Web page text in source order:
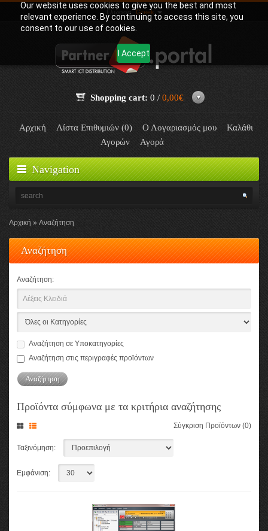
Our website uses cookies to give you the best and most
relevant experience. By continuing to access this site, you
consent to our use of cookies.
I Accept
Γλώσσα:Greek
Shopping cart: 0 / 0,00€
Αρχική Λίστα Επιθυμιών (0) Ο Λογαριασμός μου
Καλάθι
Αγορών
Αγορά
Navigation
Αρχική Αναζήτηση
Αναζήτηση
Αναζήτηση:
Αναζήτηση σε Υποκατηγορίες
Αναζήτηση στις περιγραφές προϊόντων
Προϊόντα σύμφωνα με τα κριτήρια αναζήτησης
Σύγκριση Προϊόντων (0)
Ταξινόμηση:
Εμφάνιση: